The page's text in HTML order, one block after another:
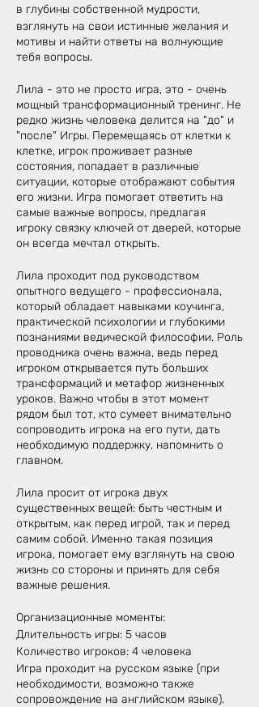
в глубины собственной мудрости,
взглянуть на свои истинные желания и
мотивы и найти ответы на волнующие
тебя вопросы.
Лила - это не просто игра, это - очень
мощный трансформационный тренинг. Не
редко жизнь человека делится на "до" и
"после" Игры. Перемещаясь от клетки к
клетке, игрок проживает разные
состояния, попадает в различные
ситуации, которые отображают события
его жизни. Игра помогает ответить на
самые важные вопросы, предлагая
игроку связку ключей от дверей, которые
он всегда мечтал открыть.
Лила проходит под руководством
опытного ведущего - профессионала,
который обладает навыками коучинга,
практической психологии и глубокими
познаниями ведической философии. Роль
проводника очень важна, ведь перед
игроком открывается путь больших
трансформаций и метафор жизненных
уроков. Важно чтобы в этот момент
рядом был тот, кто сумеет внимательно
сопроводить игрока на его пути, дать
необходимую поддержку, напомнить о
главном.
Лила просит от игрока двух
существенных вещей: быть честным и
открытым, как перед игрой, так и перед
самим собой. Именно такая позиция
игрока, помогает ему взглянуть на свою
жизнь со стороны и принять для себя
важные решения.
Организационные моменты:
Длительность игры: 5 часов
Количество игроков: 4 человека
Игра проходит на русском языке (при
необходимости, возможно также
сопровождение на английском языке).